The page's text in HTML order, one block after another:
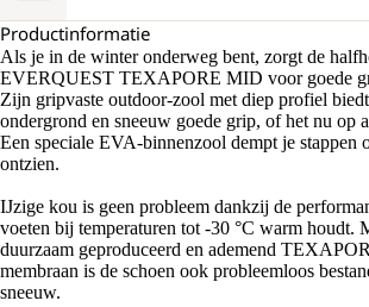
Productinformatie
Als je in de winter onderweg bent, zorgt de
EVERQUEST TEXAPORE MID voor goede
Zijn gripvaste outdoor-zool met diep profiel
ondergrond en sneeuw goede grip, of het nu op
Een speciale EVA-binnenzool dempt je stappen
ontzien.
IJzige kou is geen probleem dankzij de
voeten bij temperaturen tot -30 °C warm houdt.
duurzaam geproduceerd en ademend
membraan is de schoen ook probleemloos
sneeuw.